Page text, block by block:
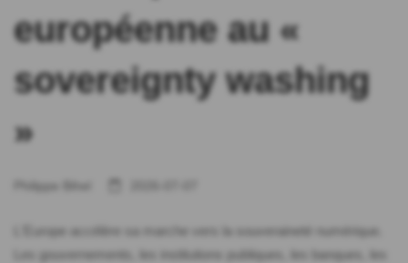
européenne au «
sovereignty washing
»
L'Europe accélère sa marche vers la souveraineté numérique.
Les gouvernements, les institutions publiques, les banques, les